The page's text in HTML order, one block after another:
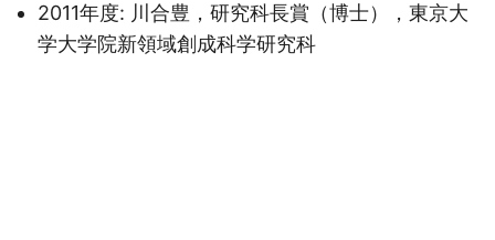
2011年度: 川合豊，研究科長賞（博士），東京大
学大学院新領域創成科学研究科